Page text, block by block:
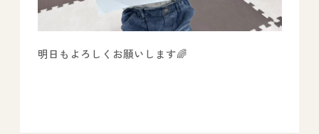
明日もよろしくお願いします🌈